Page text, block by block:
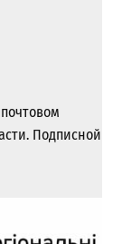
Подписной